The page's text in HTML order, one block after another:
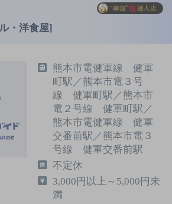
・洋食屋]
熊本市電健軍線 健軍
町駅／熊本市電３号
線 健軍町駅／熊本市
電２号線 健軍町駅／
熊本市電健軍線 健軍
交番前駅／熊本市電３
号線 健軍交番前駅
不定休
3,000円以上～5,000円未
満